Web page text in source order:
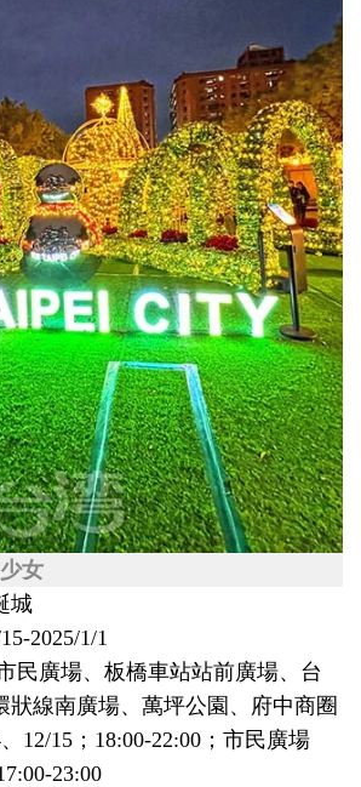
女
城
2025/1/1
民廣場、板橋車站站前廣場、台
狀線南廣場、萬坪公園、府中商圈
12/15；18:00-22:00；市民廣場
23:00